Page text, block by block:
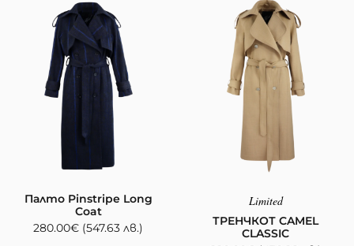
Палто Pinstripe Long
Coat
280.00€ (547.63 лв.)
Limited
ТРЕНЧКОТ CAMEL
CLASSIC